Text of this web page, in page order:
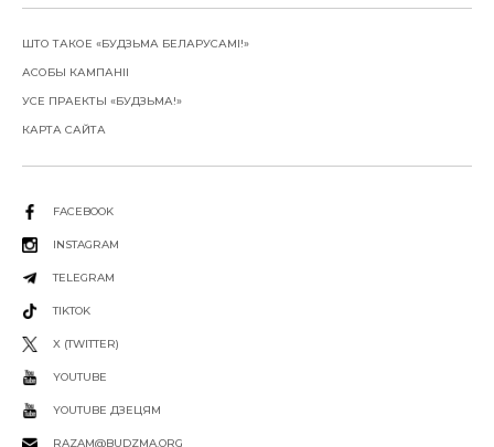
ШТО ТАКОЕ «БУДЗЬМА БЕЛАРУСАМІ!»
АСОБЫ КАМПАНІІ
УСЕ ПРАЕКТЫ «БУДЗЬМА!»
КАРТА САЙТА
FACEBOOK
INSTAGRAM
TELEGRAM
TIKTOK
X (TWITTER)
YOUTUBE
YOUTUBE ДЗЕЦЯМ
RAZAM@BUDZMA.ORG